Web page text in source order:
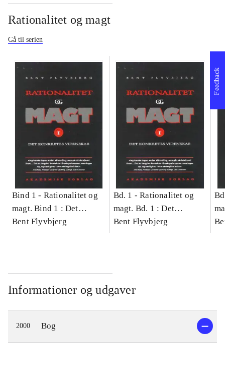
Rationalitet og magt
Gå til serien
Bind 1 - Rationalitet og
magt. Bind 1 : Det
konkretes videnskab
Bent Flyvbjerg
Bd. 1 -Rationalitet og
magt. Bd. 1 : Det
konkretes videnskab
Bent Flyvbjerg
Informationer og udgaver
2000 Bog
Feedback